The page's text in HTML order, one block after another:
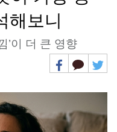
해보니
’이 더 큰 영향